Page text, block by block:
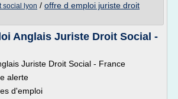
social lyon / offre d emploi juriste droit
Anglais Juriste Droit Social -
Juriste Droit Social - France
alerte
d'emploi